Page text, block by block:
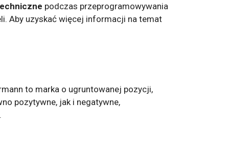
podczas przeprogramowywania
Aby uzyskać więcej informacji na temat
to marka o ugruntowanej pozycji,
pozytywne, jak i negatywne,